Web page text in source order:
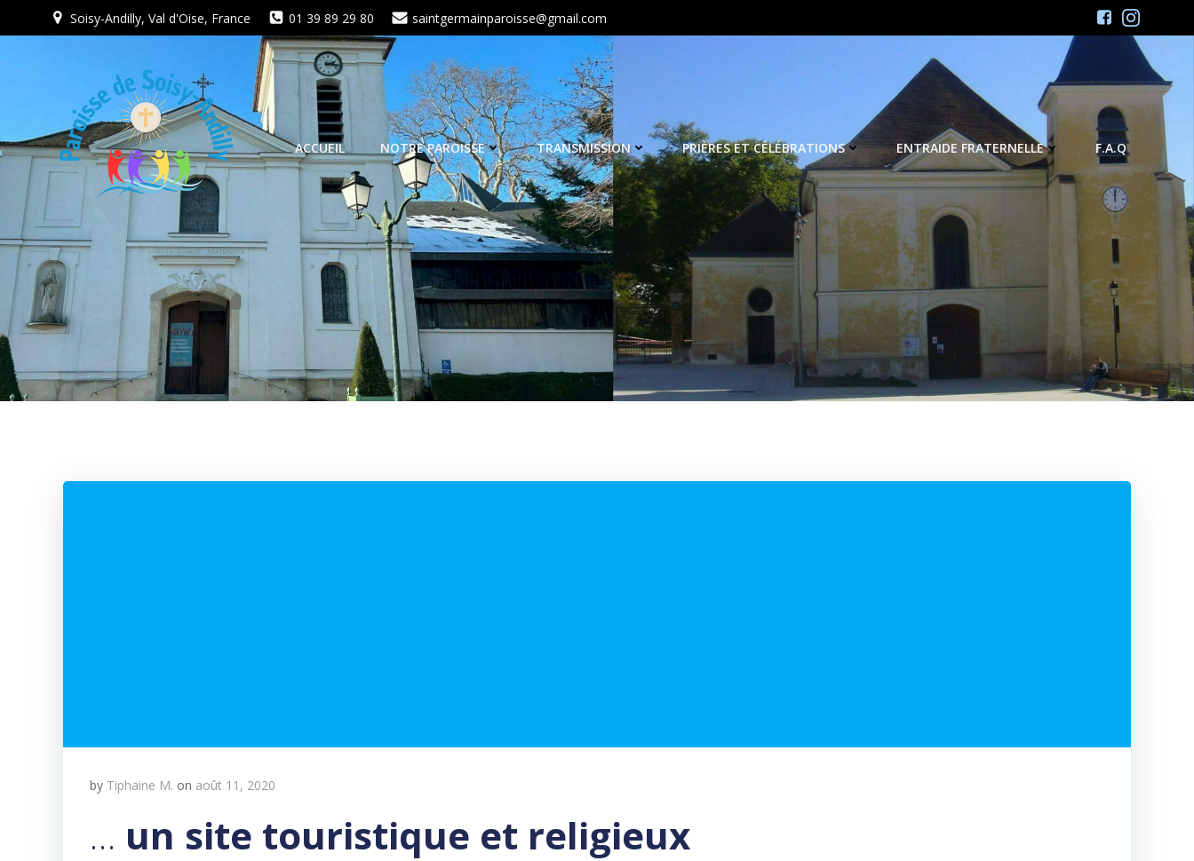
au
Soisy-Andilly, Val d'Oise, France 01 39 89 29 80 saintgermainparoisse@gmail.com
ACCUEIL NOTRE PAROISSE TRANSMISSION PRIÈRES ET CÉLÉBRATIONS ENTRAIDE FRATERNELLE F.A.Q
by Tiphaine M. on août 11, 2020
… un site touristique et religieux